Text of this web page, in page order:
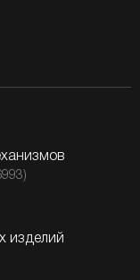
изделий